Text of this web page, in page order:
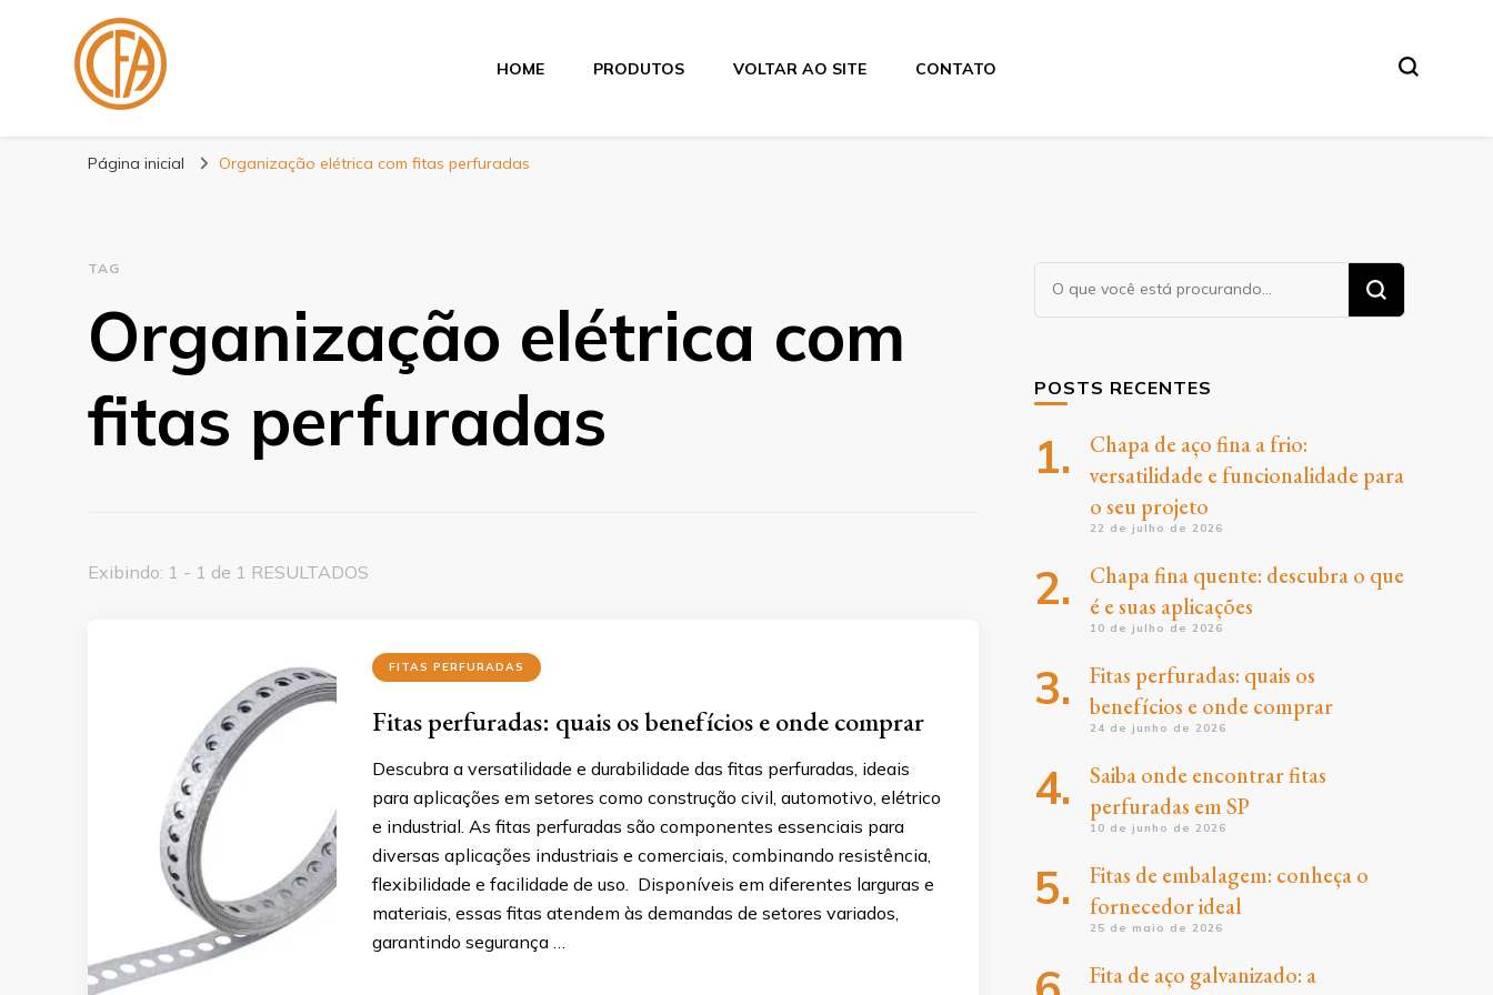
Blog Centenário Fitas
HOME PRODUTOS VOLTAR AO SITE CONTATO
Página inicial Organização elétrica com fitas perfuradas
TAG
Organização elétrica com
fitas perfuradas
Exibindo: 1 - 1 de 1 RESULTADOS
FITAS PERFURADAS
Fitas perfuradas: quais os benefícios e onde comprar
Descubra a versatilidade e durabilidade das fitas perfuradas, ideais
para aplicações em setores como construção civil, automotivo, elétrico
e industrial. As fitas perfuradas são componentes essenciais para
diversas aplicações industriais e comerciais, combinando resistência,
flexibilidade e facilidade de uso. Disponíveis em diferentes larguras e
materiais, essas fitas atendem às demandas de setores variados,
garantindo segurança …
Procurando
algo?
POSTS RECENTES
Chapa de aço fina a frio:
versatilidade e funcionalidade para
o seu projeto
22 de julho de 2026
Chapa fina quente: descubra o que
é e suas aplicações
10 de julho de 2026
Fitas perfuradas: quais os
benefícios e onde comprar
24 de junho de 2026
Saiba onde encontrar fitas
perfuradas em SP
10 de junho de 2026
Fitas de embalagem: conheça o
fornecedor ideal
25 de maio de 2026
Fita de aço galvanizado: a